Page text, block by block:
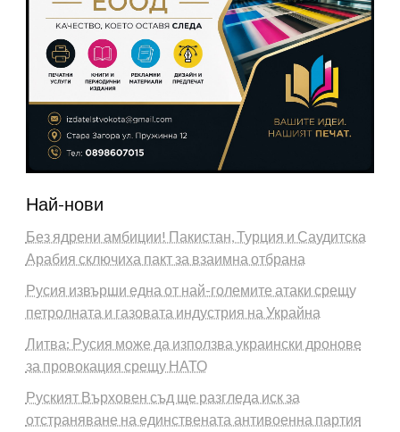
Най-нови
Без ядрени амбиции! Пакистан, Турция и Саудитска
Арабия сключиха пакт за взаимна отбрана
Русия извърши една от най-големите атаки срещу
петролната и газовата индустрия на Украйна
Литва: Русия може да използва украински дронове
за провокация срещу НАТО
Руският Върховен съд ще разгледа иск за
отстраняване на единствената антивоенна партия